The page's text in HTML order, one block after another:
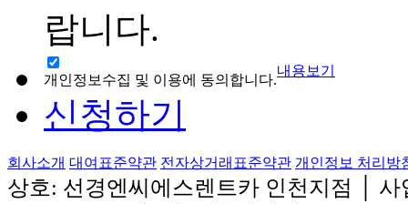
랍니다.
개인정보수집 및 이용에 동의합니다.
내용보기
신청하기
회사소개 대여표준약관 전자상거래표준약관 개인정보 처리방
상호: 선경엔씨에스렌트카 인천지점
사